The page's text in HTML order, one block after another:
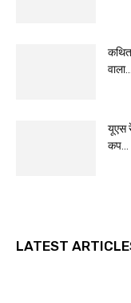
वाला...
यूएस
कप...
LATEST